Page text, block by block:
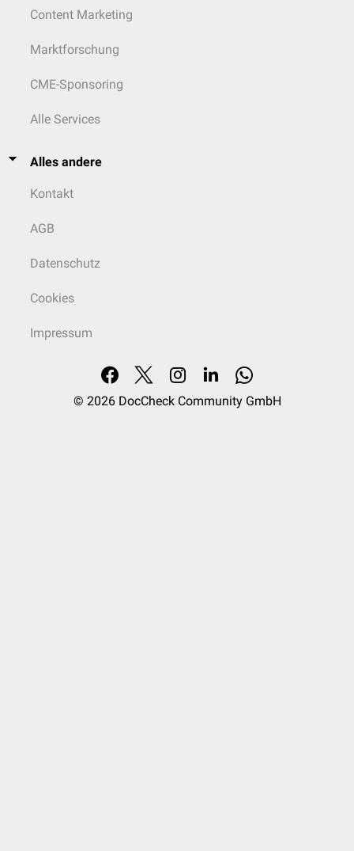
Content Marketing
Marktforschung
CME-Sponsoring
Alle Services
Alles andere
Kontakt
AGB
Datenschutz
Cookies
Impressum
© 2026 DocCheck Community GmbH